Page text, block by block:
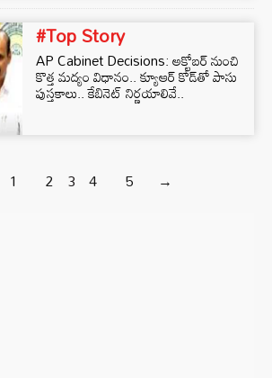
#Top Story
AP Cabinet Decisions: అక్టోబర్ నుంచి
కొత్త మద్యం విధానం.. క్యూఆర్‌ కోడ్‌తో పాసు
పుస్తకాలు.. కేబినెట్‌ నిర్ణయాలివే..
1 2 3 4 5 →